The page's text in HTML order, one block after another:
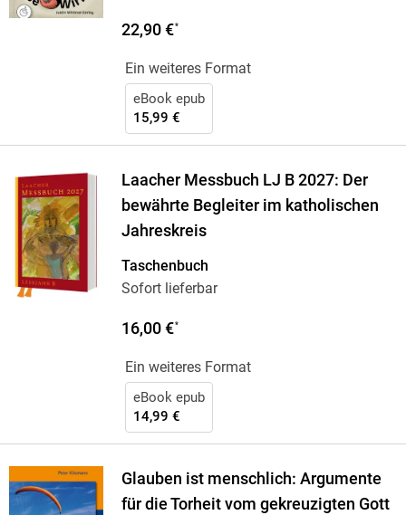
22,90 €*
Ein weiteres Format
eBook epub
15,99 €
Laacher Messbuch LJ B 2027: Der
bewährte Begleiter im katholischen
Jahreskreis
Taschenbuch
Sofort lieferbar
16,00 €*
Ein weiteres Format
eBook epub
14,99 €
Glauben ist menschlich: Argumente
für die Torheit vom gekreuzigten Gott